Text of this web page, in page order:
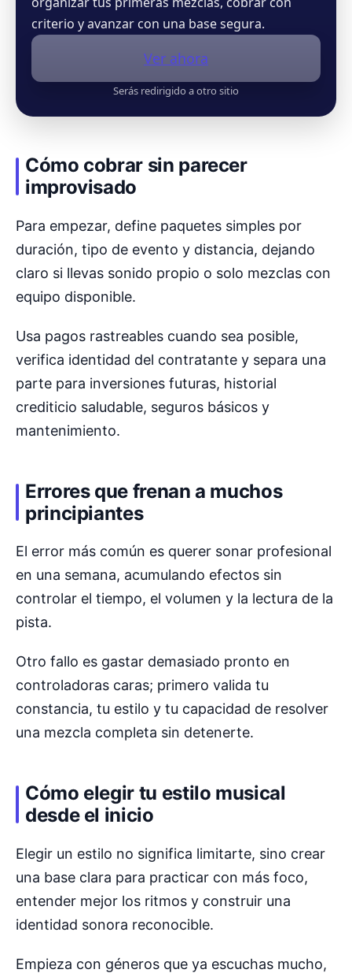
criterio y avanzar con una base segura.
Ver ahora
Serás redirigido a otro sitio
Cómo cobrar sin parecer
improvisado
Para empezar, define paquetes simples por
duración, tipo de evento y distancia, dejando
claro si llevas sonido propio o solo mezclas con
equipo disponible.
Usa pagos rastreables cuando sea posible,
verifica identidad del contratante y separa una
parte para inversiones futuras, historial
crediticio saludable, seguros básicos y
mantenimiento.
Errores que frenan a muchos
principiantes
El error más común es querer sonar profesional
en una semana, acumulando efectos sin
controlar el tiempo, el volumen y la lectura de la
pista.
Otro fallo es gastar demasiado pronto en
controladoras caras; primero valida tu
constancia, tu estilo y tu capacidad de resolver
una mezcla completa sin detenerte.
Cómo elegir tu estilo musical
desde el inicio
Elegir un estilo no significa limitarte, sino crear
una base clara para practicar con más foco,
entender mejor los ritmos y construir una
identidad sonora reconocible.
Empieza con géneros que ya escuchas mucho,